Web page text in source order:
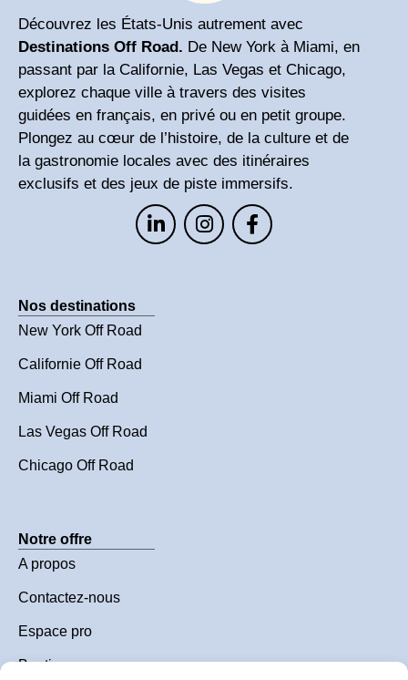
Découvrez les États-Unis autrement avec
Destinations Off Road. De New York à Miami, en
passant par la Californie, Las Vegas et Chicago,
explorez chaque ville à travers des visites
guidées en français, en privé ou en petit groupe.
Plongez au cœur de l’histoire, de la culture et de
la gastronomie locales avec des itinéraires
exclusifs et des jeux de piste immersifs.
Nos destinations
New York Off Road
Californie Off Road
Miami Off Road
Las Vegas Off Road
Chicago Off Road
Notre offre
A propos
Contactez-nous
Espace pro
Boutique